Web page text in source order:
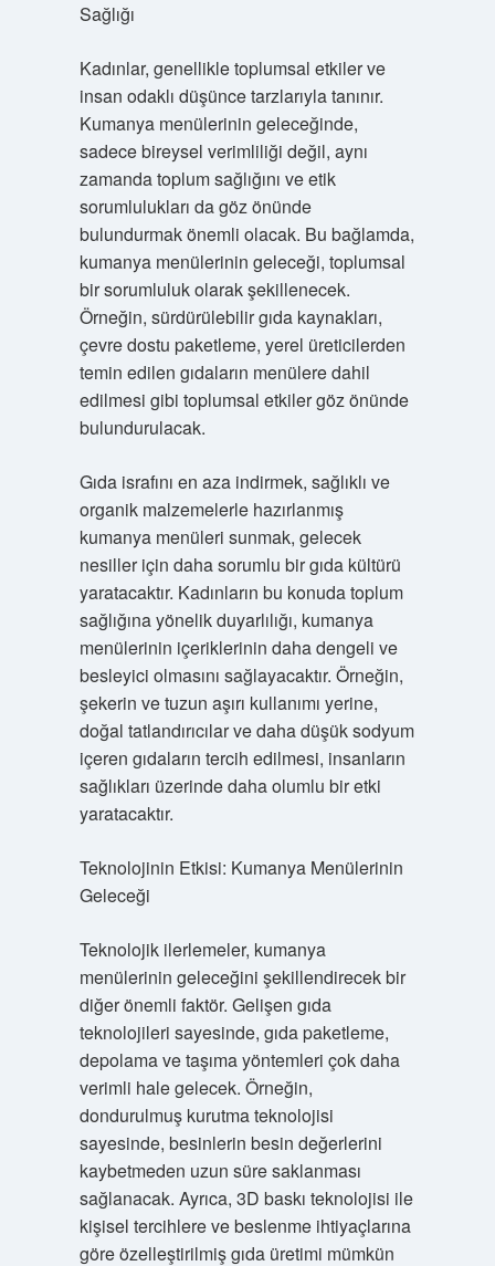
Sağlığı
Kadınlar, genellikle toplumsal etkiler ve
insan odaklı düşünce tarzlarıyla tanınır.
Kumanya menülerinin geleceğinde,
sadece bireysel verimliliği değil, aynı
zamanda toplum sağlığını ve etik
sorumlulukları da göz önünde
bulundurmak önemli olacak. Bu bağlamda,
kumanya menülerinin geleceği, toplumsal
bir sorumluluk olarak şekillenecek.
Örneğin, sürdürülebilir gıda kaynakları,
çevre dostu paketleme, yerel üreticilerden
temin edilen gıdaların menülere dahil
edilmesi gibi toplumsal etkiler göz önünde
bulundurulacak.
Gıda israfını en aza indirmek, sağlıklı ve
organik malzemelerle hazırlanmış
kumanya menüleri sunmak, gelecek
nesiller için daha sorumlu bir gıda kültürü
yaratacaktır. Kadınların bu konuda toplum
sağlığına yönelik duyarlılığı, kumanya
menülerinin içeriklerinin daha dengeli ve
besleyici olmasını sağlayacaktır. Örneğin,
şekerin ve tuzun aşırı kullanımı yerine,
doğal tatlandırıcılar ve daha düşük sodyum
içeren gıdaların tercih edilmesi, insanların
sağlıkları üzerinde daha olumlu bir etki
yaratacaktır.
Teknolojinin Etkisi: Kumanya Menülerinin
Geleceği
Teknolojik ilerlemeler, kumanya
menülerinin geleceğini şekillendirecek bir
diğer önemli faktör. Gelişen gıda
teknolojileri sayesinde, gıda paketleme,
depolama ve taşıma yöntemleri çok daha
verimli hale gelecek. Örneğin,
dondurulmuş kurutma teknolojisi
sayesinde, besinlerin besin değerlerini
kaybetmeden uzun süre saklanması
sağlanacak. Ayrıca, 3D baskı teknolojisi ile
kişisel tercihlere ve beslenme ihtiyaçlarına
göre özelleştirilmiş gıda üretimi mümkün